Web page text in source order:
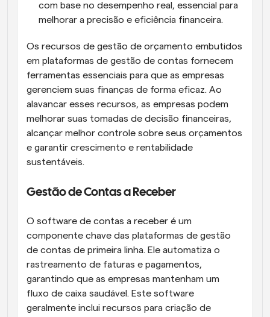
com base no desempenho real, essencial para
melhorar a precisão e eficiência financeira.
Os recursos de gestão de orçamento embutidos
em plataformas de gestão de contas fornecem
ferramentas essenciais para que as empresas
gerenciem suas finanças de forma eficaz. Ao
alavancar esses recursos, as empresas podem
melhorar suas tomadas de decisão financeiras,
alcançar melhor controle sobre seus orçamentos
e garantir crescimento e rentabilidade
sustentáveis.
Gestão de Contas a Receber
O software de contas a receber é um
componente chave das plataformas de gestão
de contas de primeira linha. Ele automatiza o
rastreamento de faturas e pagamentos,
garantindo que as empresas mantenham um
fluxo de caixa saudável. Este software
geralmente inclui recursos para criação de